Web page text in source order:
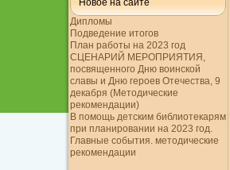
Новое на сайте
Дипломы
Подведение итогов
План работы на 2023 год
СЦЕНАРИЙ МЕРОПРИЯТИЯ,
посвященного Дню воинской
славы и Дню героев Отечества, 9
декабря (Методические
рекомендации)
В помощь детским библиотекарям
при планировании на 2023 год.
Главные события. методические
рекомендации